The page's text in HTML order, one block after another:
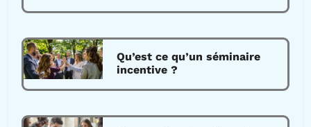
Qu’est ce qu’un séminaire
incentive ?